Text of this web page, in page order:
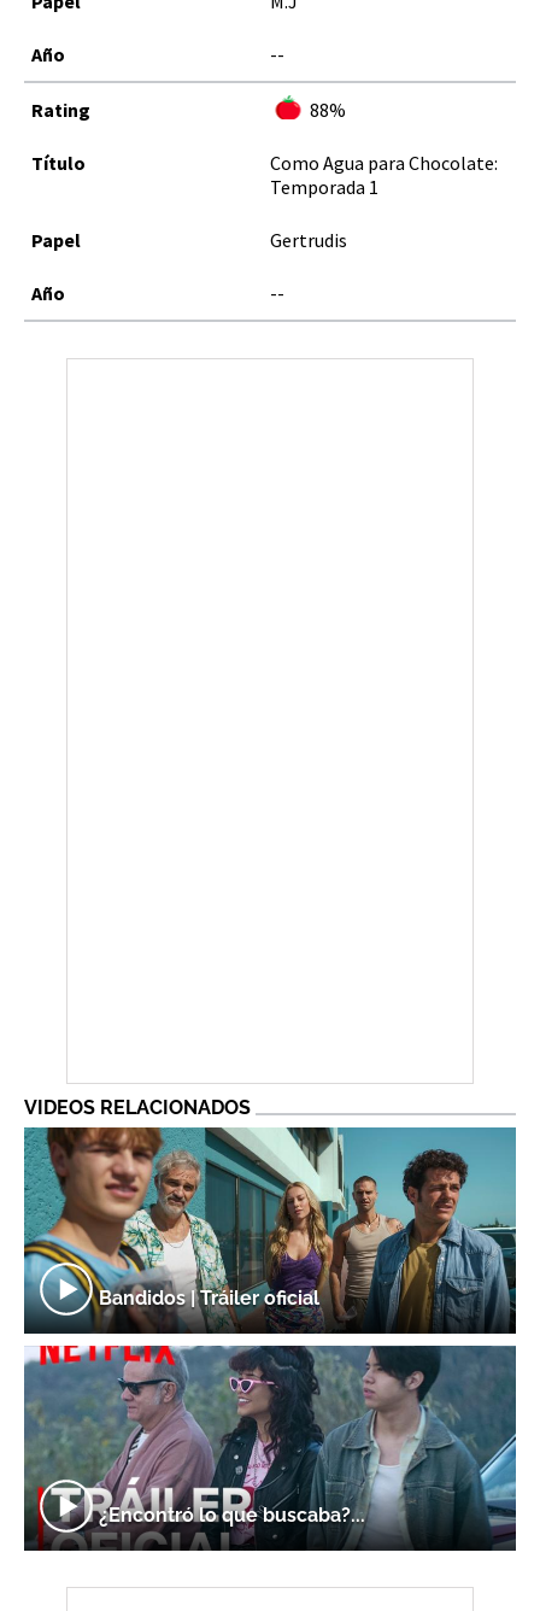
--
88%
Como Agua para Chocolate:
Temporada 1
Gertrudis
--
VIDEOS RELACIONADOS
Bandidos | Tráiler oficial
¿Encontró lo que buscaba?...